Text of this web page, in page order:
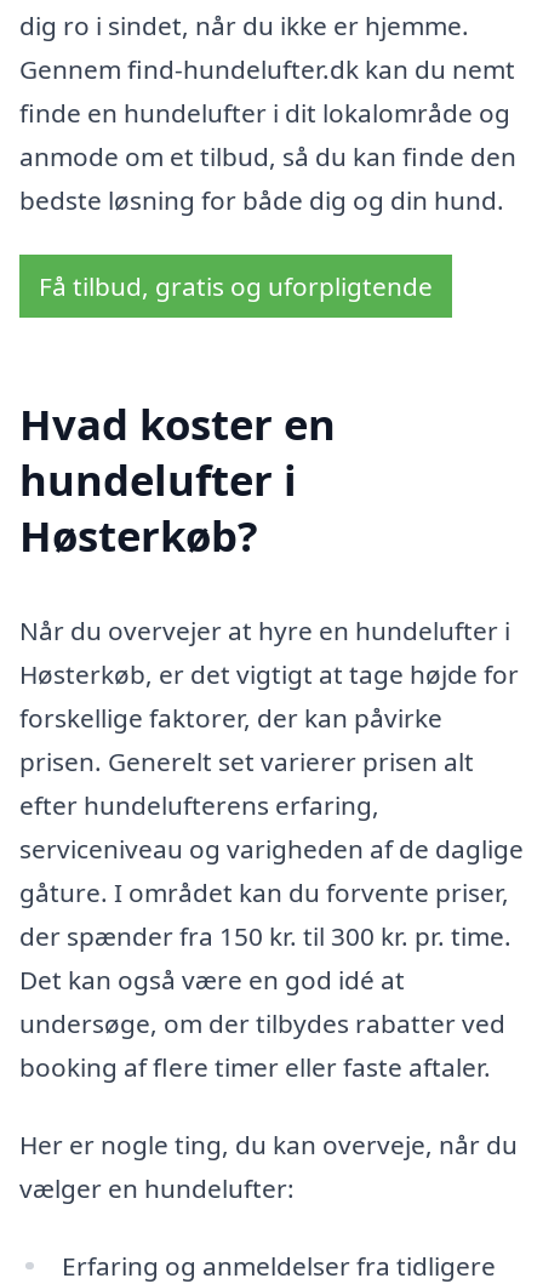
dig ro i sindet, når du ikke er hjemme.
Gennem find-hundelufter.dk kan du nemt
finde en hundelufter i dit lokalområde og
anmode om et tilbud, så du kan finde den
bedste løsning for både dig og din hund.
Få tilbud, gratis og uforpligtende
Hvad koster en
hundelufter i
Høsterkøb?
Når du overvejer at hyre en hundelufter i
Høsterkøb, er det vigtigt at tage højde for
forskellige faktorer, der kan påvirke
prisen. Generelt set varierer prisen alt
efter hundelufterens erfaring,
serviceniveau og varigheden af de daglige
gåture. I området kan du forvente priser,
der spænder fra 150 kr. til 300 kr. pr. time.
Det kan også være en god idé at
undersøge, om der tilbydes rabatter ved
booking af flere timer eller faste aftaler.
Her er nogle ting, du kan overveje, når du
vælger en hundelufter:
Erfaring og anmeldelser fra tidligere